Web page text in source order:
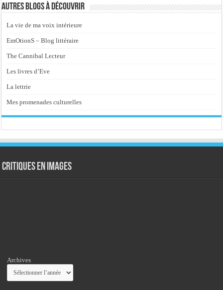
Autres blogs à découvrir
La vie de ma voix intérieure
EmOtionS – Blog littéraire
The Cannibal Lecteur
Les livres d’Eve
La lettrie
Mes promenades culturelles
Critiques en images
Archives